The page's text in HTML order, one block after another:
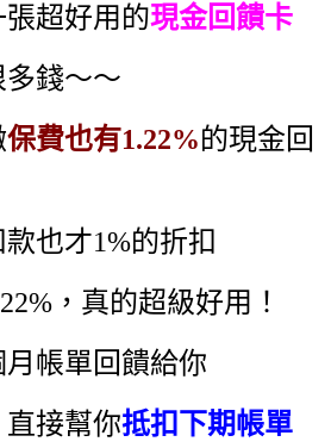
超好用的現金回饋卡
錢～～
保費也有1.22%的現金回
也才1%的折扣
，真的超級好用！
月帳單回饋給你
接幫你抵扣下期帳單